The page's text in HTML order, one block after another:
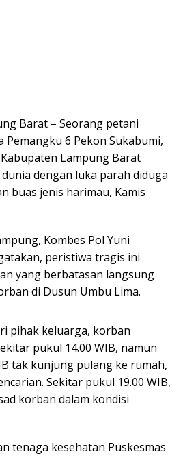
Barat – Seorang petani
Pemangku 6 Pekon Sukabumi,
Lampung Barat
dengan luka parah diduga
buas jenis harimau, Kamis
Kombes Pol Yuni
peristiwa tragis ini
yang berbatasan langsung
di Dusun Umbu Lima.
pihak keluarga, korban
pukul 14.00 WIB, namun
tak kunjung pulang ke rumah,
Sekitar pukul 19.00 WIB,
korban dalam kondisi
tenaga kesehatan Puskesmas